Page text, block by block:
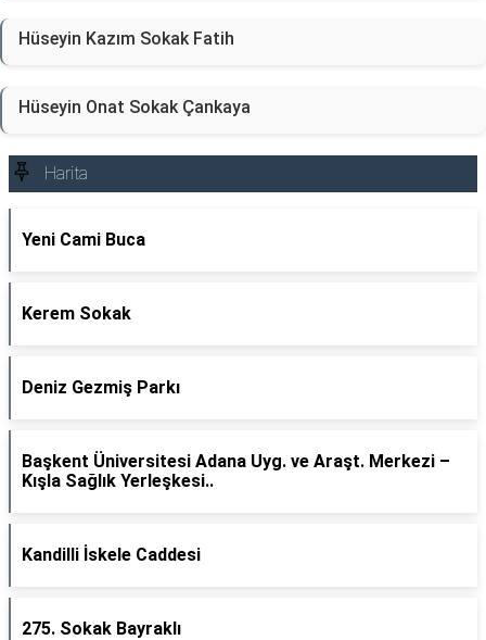
Hüseyin Kazım Sokak Fatih
Hüseyin Onat Sokak Çankaya
Harita
Yeni Cami Buca
Kerem Sokak
Deniz Gezmiş Parkı
Başkent Üniversitesi Adana Uyg. ve Araşt. Merkezi –
Kışla Sağlık Yerleşkesi..
Kandilli İskele Caddesi
275. Sokak Bayraklı